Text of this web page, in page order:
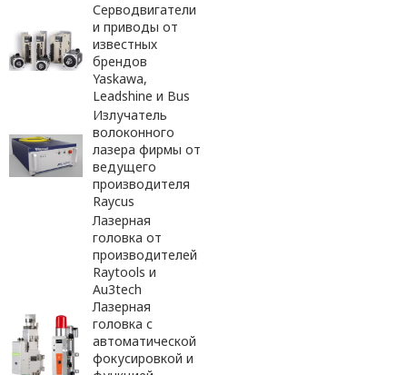
Серводвигатели
и приводы от
известных
брендов
Yaskawa,
Leadshine и Bus
Излучатель
волоконного
лазера фирмы от
ведущего
производителя
Raycus
Лазерная
головка от
производителей
Raytools и
Au3tech
Лазерная
головка с
автоматической
фокусировкой и